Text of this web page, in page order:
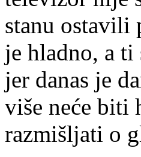
stanu ostavili
je hladno, a
jer danas je
više neće biti
razmišljati o